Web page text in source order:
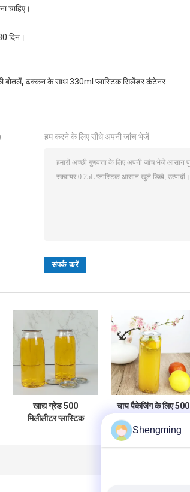
चाहिए।
दिन।
बोतलें, ढक्कन के साथ 330ml प्लास्टिक सिलेंडर कंटेनर
हम करने के लिए सीधे अपनी जांच भेजें
खाद्य ग्रेड 500
मिलीलीटर प्लास्टिक
चाय पैकेजिंग के लिए 500
मिलीलीटर खाद्य ग्रेड
स्क्वायर प्लास्टिक की
Shengming